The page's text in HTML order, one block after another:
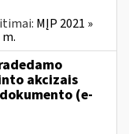
MĮP 2021 »
akcizais
(e-